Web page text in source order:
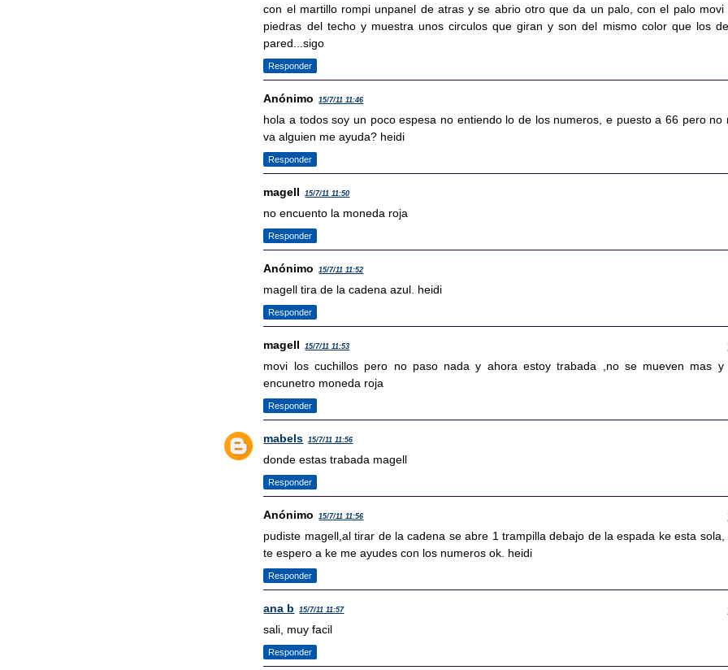
con el martillo rompi unpanel de atras y se abrio otro que da un palo, con el palo movi
piedras del techo y muestra unos circulos que giran y son del mismo color que los
pared...sigo
Responder
Anónimo 15/7/11 11:46
hola a todos soy un poco espesa no entiendo lo de los numeros, e puesto a 66 pero no
va alguien me ayuda? heidi
Responder
magell 15/7/11 11:50
no encuento la moneda roja
Responder
Anónimo 15/7/11 11:52
magell tira de la cadena azul. heidi
Responder
magell 15/7/11 11:53
movi los cuchillos pero no paso nada y ahora estoy trabada ,no se mueven mas y
encunetro moneda roja
Responder
mabels 15/7/11 11:56
donde estas trabada magell
Responder
Anónimo 15/7/11 11:56
pudiste magell,al tirar de la cadena se abre 1 trampilla debajo de la espada ke esta sola,
te espero a ke me ayudes con los numeros ok. heidi
Responder
ana b 15/7/11 11:57
sali, muy facil
Responder